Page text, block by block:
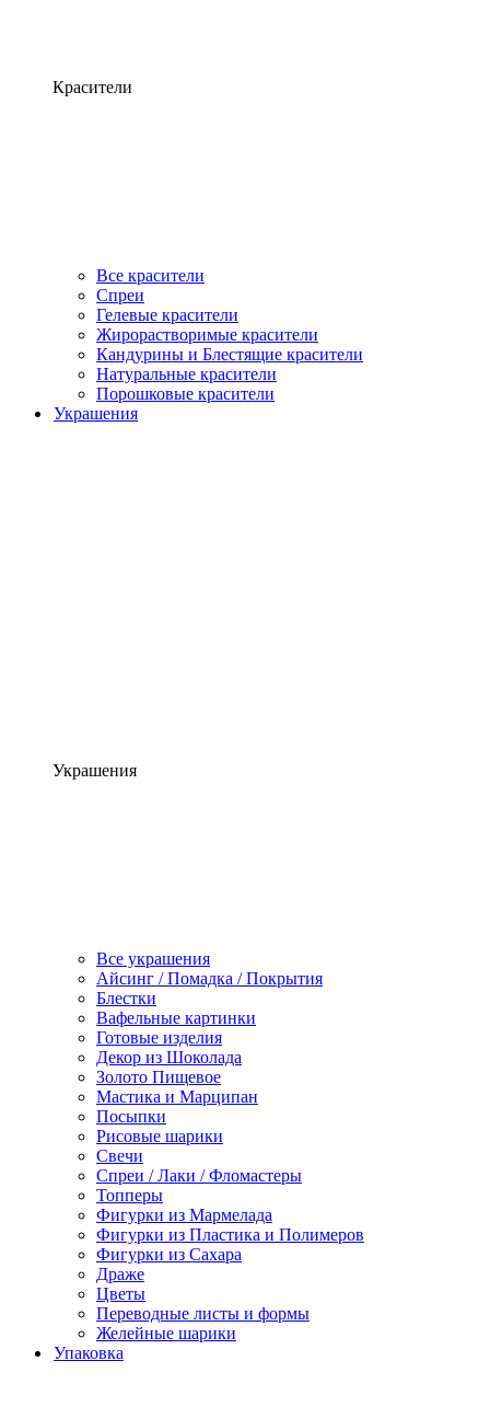
Красители
Все красители
Спреи
Гелевые красители
Жирорастворимые красители
Кандурины и Блестящие красители
Натуральные красители
Порошковые красители
Украшения
Украшения
Все украшения
Айсинг / Помадка / Покрытия
Блестки
Вафельные картинки
Готовые изделия
Декор из Шоколада
Золото Пищевое
Мастика и Марципан
Посыпки
Рисовые шарики
Свечи
Спреи / Лаки / Фломастеры
Топперы
Фигурки из Мармелада
Фигурки из Пластика и Полимеров
Фигурки из Сахара
Драже
Цветы
Переводные листы и формы
Желейные шарики
Упаковка